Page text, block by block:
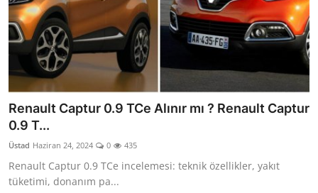
Markalar
Öneriler
Motosiklet
Paketler
Yağlar
Oto Bilgi
Renault Captur 0.9 TCe Alınır mı ? Renault Captur
0.9 T...
Üstad Haziran 24, 2024 0 435
Renault Captur 0.9 TCe incelemesi: teknik özellikler, yakıt
tüketimi, donanım pa...